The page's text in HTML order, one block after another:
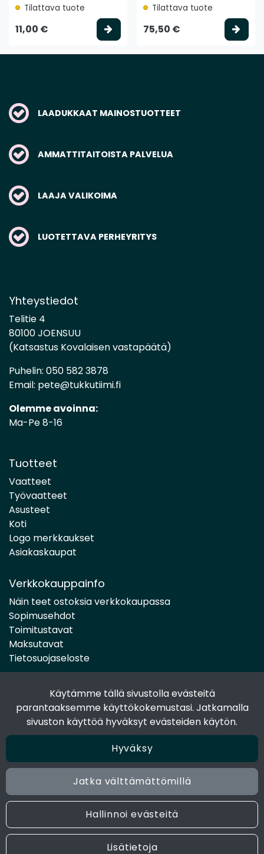
Käytämme tällä sivustolla evästeitä
parantaaksemme käyttökokemustasi. Jatkamalla
sivuston käyttöä hyväksyt evästeiden käytön.
Hyväksy
Jatka välttämättömillä
Hallinnoi evästeitä
Lisätietoja
Tilattava tuote
11,00 € Valitse vaihtoehto
Tilattava tuote
75,50 €
LAADUKKAAT MAINOSTUOTTEET
AMMATTITAITOISTA PALVELUA
LAAJA VALIKOIMA
LUOTETTAVA PERHEYRITYS
Yhteystiedot
Telitie 4
80100 JOENSUU
(Katsastus Kovalaisen vastapäätä)
Puhelin: 050 582 3878
Email: pete@tukkutiimi.fi
Olemme avoinna:
Ma-Pe 8-16
Tuotteet
Vaatteet
Työvaatteet
Asusteet
Koti
Logo merkkaukset
Asiakaskaupat
Verkkokauppainfo
Näin teet ostoksia verkkokaupassa
Sopimusehdot
Toimitustavat
Maksutavat
Tietosuojaseloste
Seuraa sosiaalisessa mediassa
Facebook
© 2024 Joen Tukkutiimi. All rights reserved. Site by
Oy